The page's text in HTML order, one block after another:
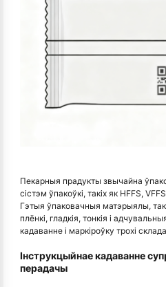
Пекарныя прадукты звычайна
сістэм ўпакоўкі, такіх як HFFS,
Гэтыя ўпаковачныя матэрыялы,
плёнкі, гладкія, тонкія і
кадаванне і маркіроўку трохі
Інструкцыйнае кадаванне
перадачы